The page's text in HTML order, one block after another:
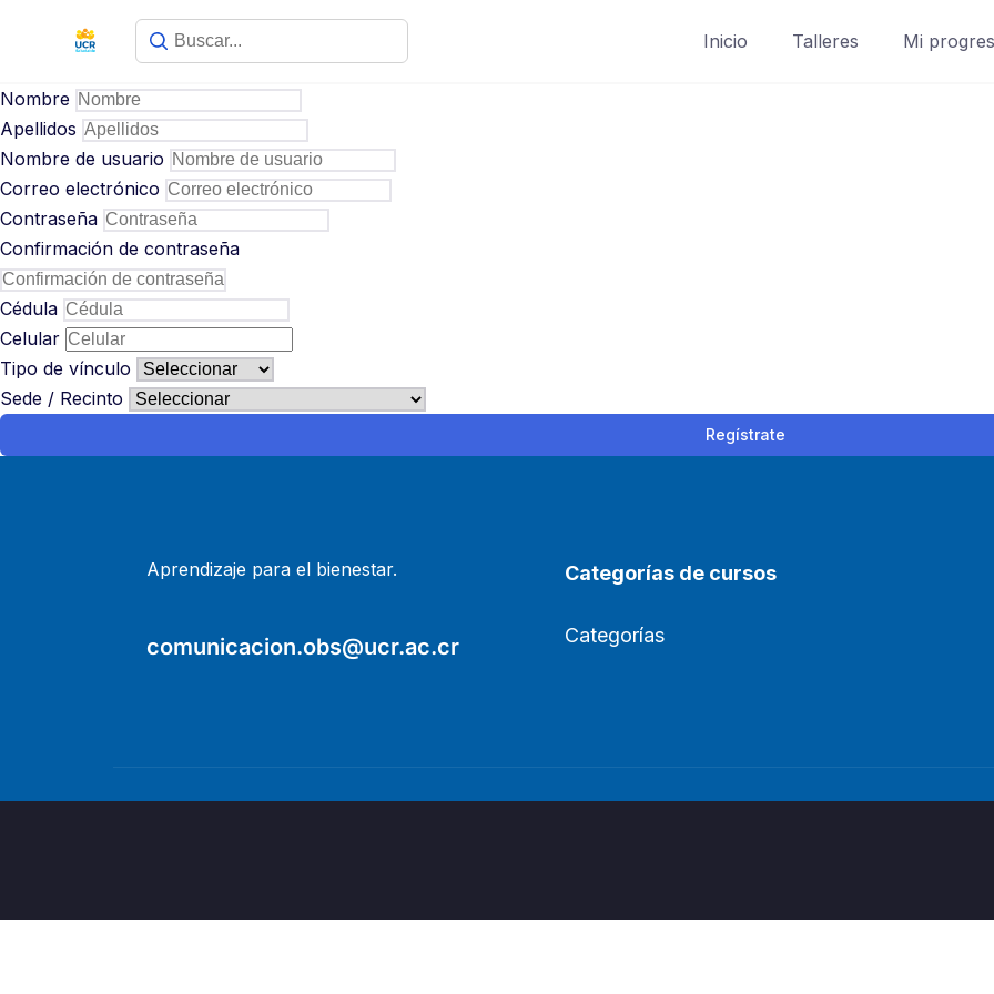
Inicio Talleres Mi
Nombre
Apellidos
Nombre de usuario
Correo electrónico
Contraseña
Confirmación de contraseña
Cédula
Celular
Tipo de vínculo
Sede / Recinto
Regístrate
Aprendizaje para el bienestar.
comunicacion.obs@ucr.ac.cr
Categorías de cursos
Categorías